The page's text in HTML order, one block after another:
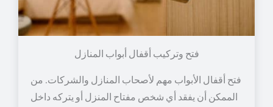
فتح وتركيب أقفال أبواب المنازل
فتح أقفال الأبواب مهم لأصحاب المنازل والشركات. من
الممكن أن يفقد أي شخص مفتاح المنزل أو يتركه داخل